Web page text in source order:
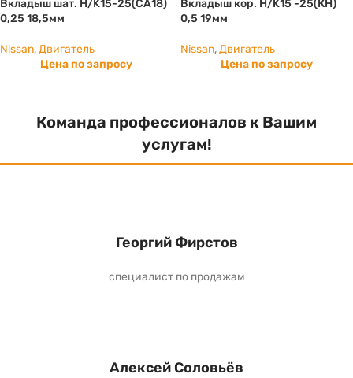
Вкладыш шат. Н/K15-25(СА18)
0,25 18,5мм
Nissan,Двигатель
Цена по запросу
Вкладыш кор. Н/K15 -25(КН)
0,5 19мм
Nissan,Двигатель
Цена по запросу
Команда профессионалов к Вашим
услугам!
Георгий Фирстов
специалист по продажам
Алексей Соловьёв